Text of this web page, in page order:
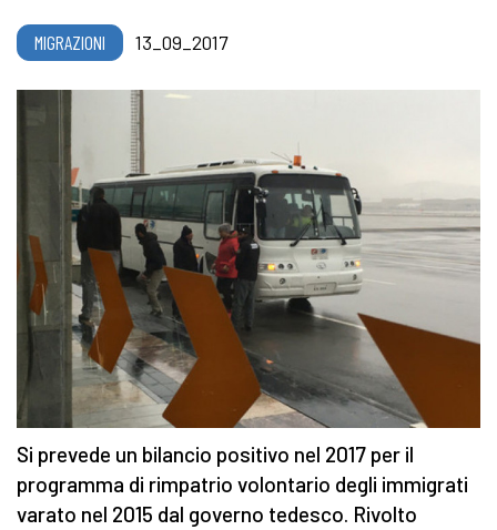
MIGRAZIONI 13_09_2017
Si prevede un bilancio positivo nel 2017 per il
programma di rimpatrio volontario degli immigrati
varato nel 2015 dal governo tedesco. Rivolto